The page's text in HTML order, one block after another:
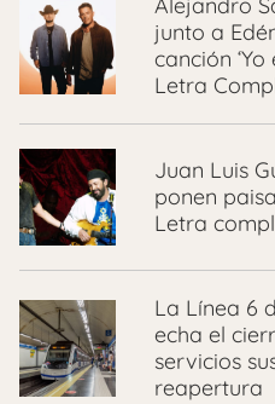
Alejandro
junto a
canción
Letra
Juan Luis
ponen
Letra
La Línea 6
echa el
servicios
reapertura